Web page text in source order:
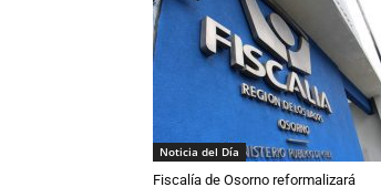
Noticia del Día
Fiscalía de Osorno reformalizará